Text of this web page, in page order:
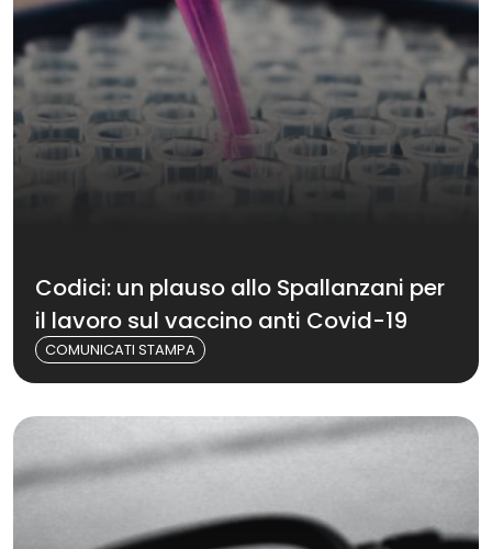
Codici: un plauso allo Spallanzani per
il lavoro sul vaccino anti Covid-19
COMUNICATI STAMPA